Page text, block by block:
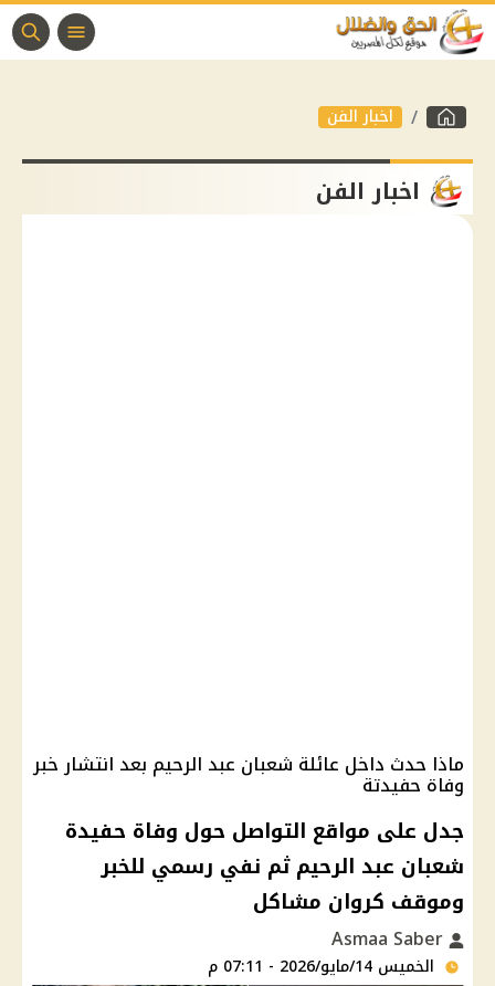
اخبار الفن
اخبار الفن
ماذا حدث داخل عائلة شعبان عبد الرحيم بعد انتشار خبر
وفاة حفيدتة
جدل على مواقع التواصل حول وفاة حفيدة
شعبان عبد الرحيم ثم نفي رسمي للخبر
وموقف كروان مشاكل
الخميس 14/مايو/2026 - 07:11 م